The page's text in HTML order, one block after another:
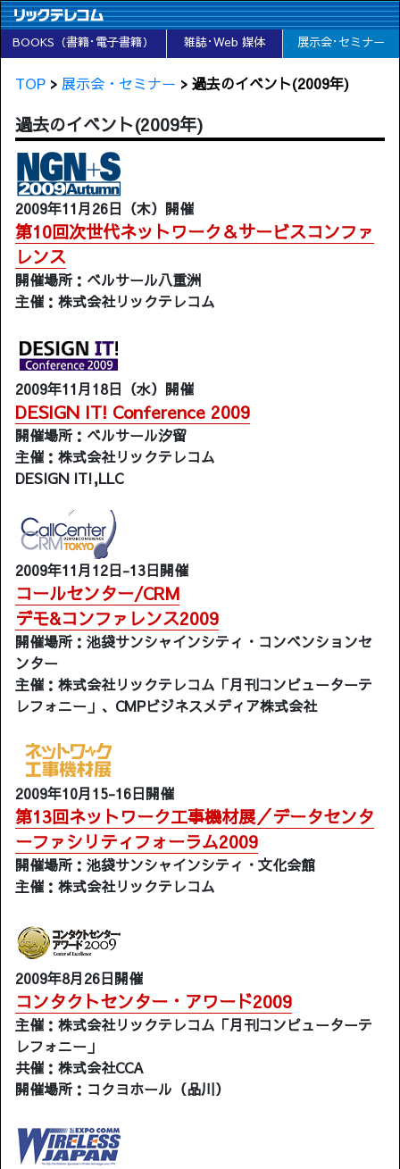
BOOKS（書籍･電子書籍） 雑誌･Web 媒体 展示会･セミナー
TOP > 展示会・セミナー > 過去のイベント(2009年)
過去のイベント(2009年)
2009年11月26日（木）開催
第10回次世代ネットワーク＆サービスコンファ
レンス
開催場所：ベルサール八重洲
主催：株式会社リックテレコム
2009年11月18日（水）開催
DESIGN IT! Conference 2009
開催場所：ベルサール汐留
主催：株式会社リックテレコム
DESIGN IT!,LLC
2009年11月12日-13日開催
コールセンター/CRM
デモ&コンファレンス2009
開催場所：池袋サンシャインシティ・コンベンションセ
ンター
主催：株式会社リックテレコム「月刊コンピューターテ
レフォニー」、CMPビジネスメディア株式会社
2009年10月15-16日開催
第13回ネットワーク工事機材展／データセンタ
ーファシリティフォーラム2009
開催場所：池袋サンシャインシティ・文化会館
主催：株式会社リックテレコム
2009年8月26日開催
コンタクトセンター・アワード2009
主催：株式会社リックテレコム「月刊コンピューターテ
レフォニー」
共催：株式会社CCA
開催場所：コクヨホール（品川）